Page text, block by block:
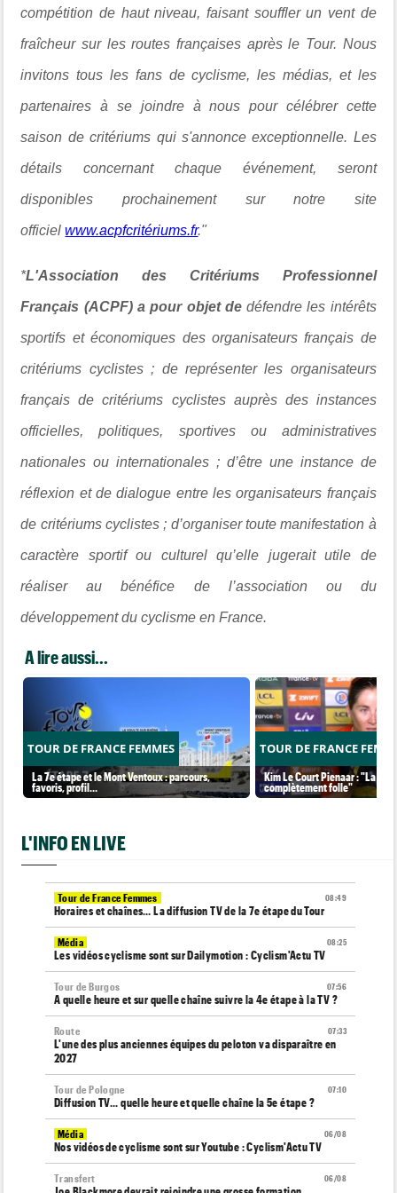
compétition de haut niveau, faisant souffler un vent de
fraîcheur sur les routes françaises après le Tour. Nous
invitons tous les fans de cyclisme, les médias, et les
partenaires à se joindre à nous pour célébrer cette
saison de critériums qui s'annonce exceptionnelle. Les
détails concernant chaque événement, seront
disponibles prochainement sur notre site
officielwww.acpfcritériums.fr."
*L'Association des Critériums Professionnel
Français (ACPF)a pour objet dedéfendre les intérêts
sportifs et économiques des organisateurs français de
critériums cyclistes ; de représenter les organisateurs
français de critériums cyclistes auprès des instances
officielles, politiques, sportives ou administratives
nationales ou internationales ; d’être une instance de
réflexion et de dialogue entre les organisateurs français
de critériums cyclistes ; d’organiser toute manifestation à
caractère sportif ou culturel qu’elle jugerait utile de
réaliser au bénéfice de l’association ou du
développement du cyclisme en France.
A lire aussi...
TOUR DE FRANCE FEMMES
La 7e étape et le Mont Ventoux : parcours,
favoris, profil…
TOUR DE FRANCE
Kim Le Court Pienaar : "La
complètement folle"
L'INFO EN LIVE
08:49
Tour de France Femmes
Horaires et chaînes… La diffusion TV de la 7e étape du Tour
08:25
Média
Les vidéos cyclisme sont sur Dailymotion : Cyclism'Actu TV
07:56
Tour de Burgos
A quelle heure et sur quelle chaîne suivre la 4e étape à la TV ?
07:33
Route
L'une des plus anciennes équipes du peloton va disparaître en
2027
07:10
Tour de Pologne
Diffusion TV... quelle heure et quelle chaîne la 5e étape ?
06/08
Média
Nos vidéos de cyclisme sont sur Youtube : Cyclism'Actu TV
06/08
Transfert